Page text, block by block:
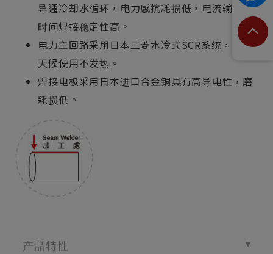
导通冷却水循环，电力感抗耗损低，电流输出长
时间焊接稳定性高。
电力主回路采用日本三菱水冷式SCR系统，可全
天候使用不发热。
焊接电极采用日本进口合金铜具有高导电性，磨
耗损低。
产品特性